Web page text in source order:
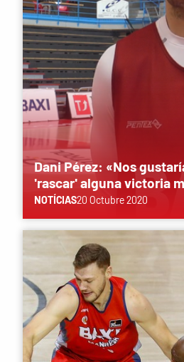
Dani Pérez: «Nos
'rascar' alguna victoria
NOTÍCIAS20 Octubre 2020